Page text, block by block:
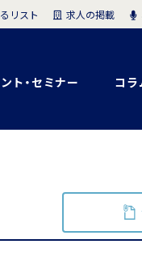
ト・セミナー コラ
リスト 求人の掲載